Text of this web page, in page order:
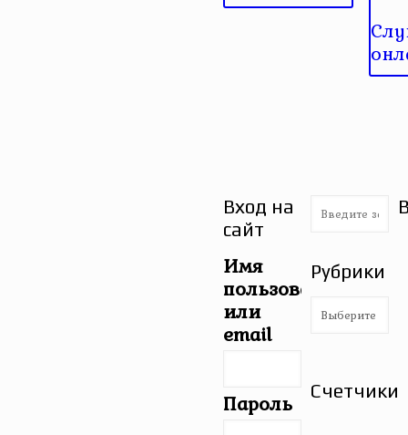
Вход на
сайт
Имя
пользователя
или
email
Пароль
Рубрики
Рубрики
Счетчики